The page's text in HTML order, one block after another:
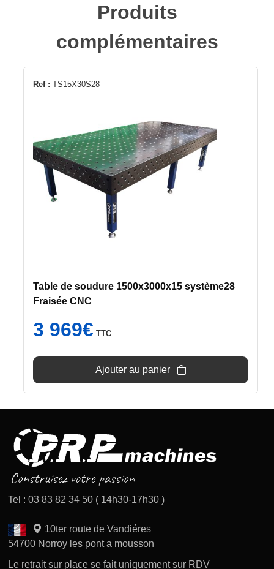
Produits
complémentaires
Ref : TS15X30S28
Table de soudure 1500x3000x15 système28
Fraisée CNC
3 969€ TTC
Ajouter au panier
Tel : 03 83 82 34 50 ( 14h30-17h30 )
10ter route de Vandiéres
54700 Norroy les pont a mousson
Le retrait sur place se fait uniquement sur RDV